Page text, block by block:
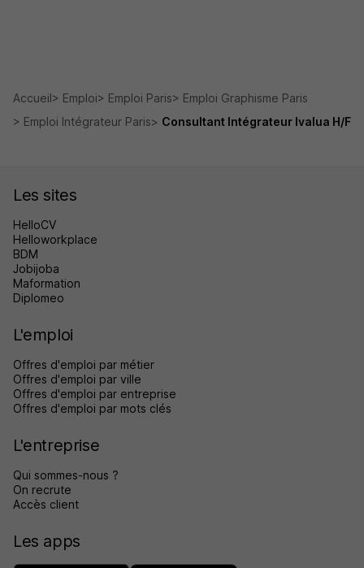
Accueil Emploi Emploi Paris
Emploi Graphisme Paris
Emploi Intégrateur Paris
Consultant Intégrateur Ivalua H/F
Les sites
HelloCV
Helloworkplace
BDM
Jobijoba
Maformation
Diplomeo
L'emploi
Offres d'emploi par métier
Offres d'emploi par ville
Offres d'emploi par entreprise
Offres d'emploi par mots clés
L'entreprise
Qui sommes-nous ?
On recrute
Accès client
Les apps